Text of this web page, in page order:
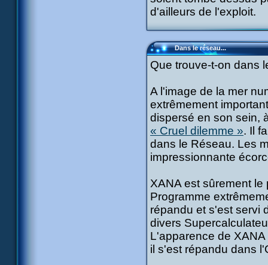
d'ailleurs de l'exploit.
Dans le réseau...
Que trouve-t-on dans
A l'image de la mer
extrêmement
dispersé en son sein,
« Cruel dilemme ». Il
dans le Réseau. Les
impressionnante
XANA est sûrement
Programme
répandu et s'est servi
divers
L'apparence de
il s'est répandu dans